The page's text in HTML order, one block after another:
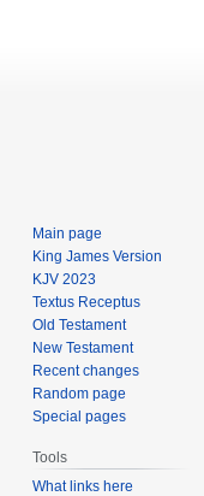
Main page
King James Version
KJV 2023
Textus Receptus
Old Testament
New Testament
Recent changes
Random page
Special pages
Tools
What links here